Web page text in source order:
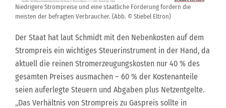
Niedrigere Strompreise und eine staatliche Förderung fordern die
meisten der befragten Verbraucher. (Abb. © Stiebel Eltron)
Der Staat hat laut Schmidt mit den Nebenkosten auf dem
Strompreis ein wichtiges Steuerinstrument in der Hand, da
aktuell die reinen Stromerzeugungskosten nur 40 % des
gesamten Preises ausmachen – 60 % der Kostenanteile
seien auferlegte Steuern und Abgaben plus Netzentgelte.
„Das Verhältnis von Strompreis zu Gaspreis sollte in